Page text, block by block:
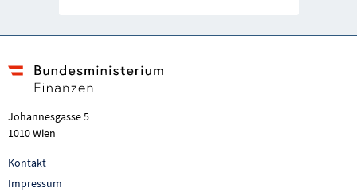
Johannesgasse 5
1010 Wien
Kontakt
Impressum